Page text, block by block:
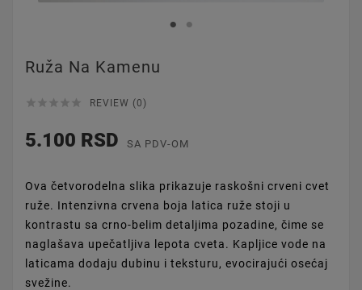
Ruža Na Kamenu
     REVIEW (0)
5.100 RSD SA PDV-OM
Ova četvorodelna slika prikazuje raskošni crveni cvet
ruže. Intenzivna crvena boja latica ruže stoji u
kontrastu sa crno-belim detaljima pozadine, čime se
naglašava upečatljiva lepota cveta. Kapljice vode na
laticama dodaju dubinu i teksturu, evocirajući osećaj
svežine.